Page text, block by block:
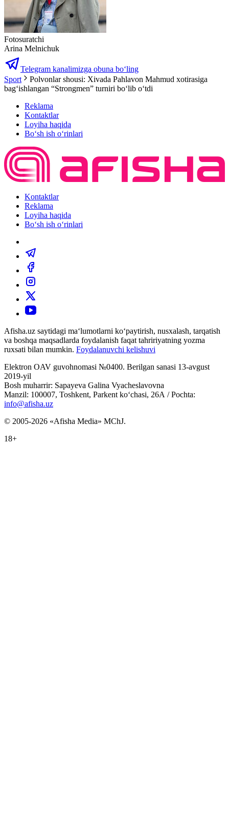
Fotosuratchi
Arina Melnichuk
Telegram kanalimizga obuna bo‘ling
Sport
Polvonlar shousi: Xivada Pahlavon Mahmud xotirasiga
bagʻishlangan “Strongmen” turniri boʻlib oʻtdi
Reklama
Kontaktlar
Loyiha haqida
Bo‘sh ish o‘rinlari
Kontaktlar
Reklama
Loyiha haqida
Bo‘sh ish o‘rinlari
Afisha.uz saytidagi ma‘lumotlarni ko‘paytirish, nusxalash, tarqatish
va boshqa maqsadlarda foydalanish faqat tahririyatning yozma
ruxsati bilan mumkin. Foydalanuvchi kelishuvi
Elektron OAV guvohnomasi №0400. Berilgan sanasi 13-avgust
2019-yil
Bosh muharrir: Sapayeva Galina Vyacheslavovna
Manzil: 100007, Toshkent, Parkent ko‘chasi, 26А / Pochta:
info@afisha.uz
© 2005-2026 «Afisha Media» MChJ.
18+